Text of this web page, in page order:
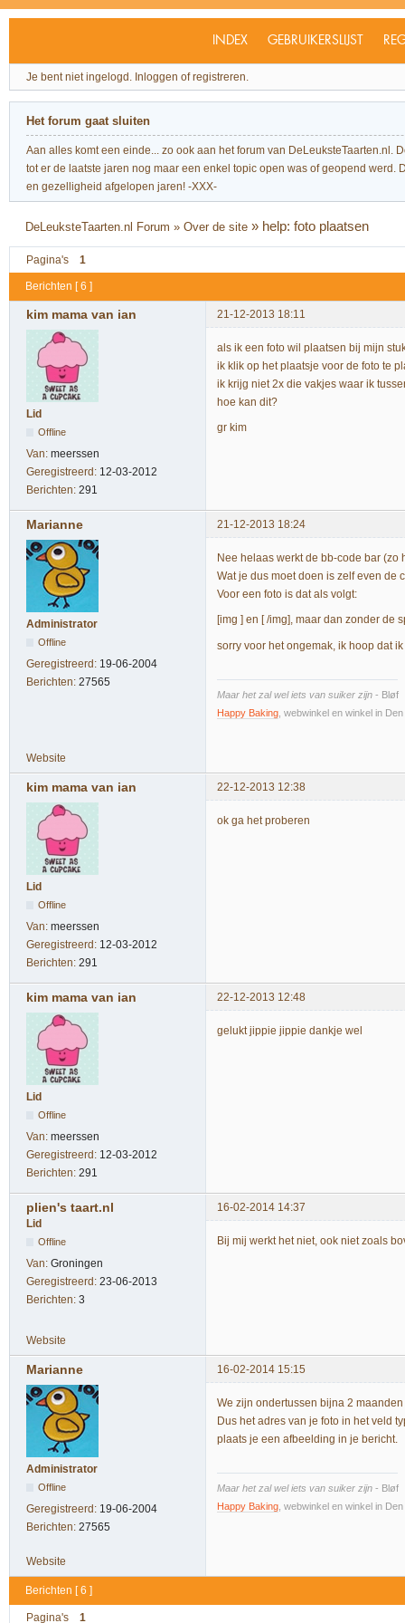
INDEX GEBRUIKERSLIJST
Je bent niet ingelogd. Inloggen of registreren.
Het forum gaat sluiten
Aan alles komt een einde... zo ook aan het forum van
tot er de laatste jaren nog maar een enkel topic open was of geopend
en gezelligheid afgelopen jaren! -XXX-
DeLeuksteTaarten.nl Forum »Over de site » help: foto plaatsen
Pagina's 1
Berichten [ 6 ]
kim mama van ian 21-12-2013 18:11
Lid
Offline
Van: meerssen
Geregistreerd: 12-03-2012
Berichten: 291
als ik een foto wil plaatsen bij mijn
ik klik op het plaatsje voor de foto te
ik krijg niet 2x die vakjes waar ik
hoe kan dit?
gr kim
Marianne 21-12-2013 18:24
Administrator
Offline
Geregistreerd: 19-06-2004
Berichten: 27565
Nee helaas werkt de bb-code bar
Wat je dus moet doen is zelf even de
Voor een foto is dat als volgt:
[img ] en [ /img], maar dan zonder de
sorry voor het ongemak, ik hoop dat
Maar het zal wel iets van suiker zijn - Bløf
Happy Baking , webwinkel en winkel in
Website
kim mama van ian 22-12-2013 12:38
Lid
Offline
Van: meerssen
Geregistreerd: 12-03-2012
Berichten: 291
ok ga het proberen
kim mama van ian 22-12-2013 12:48
Lid
Offline
Van: meerssen
Geregistreerd: 12-03-2012
Berichten: 291
gelukt jippie jippie dankje wel
plien's taart.nl
16-02-2014 14:37
Lid
Offline
Van: Groningen
Geregistreerd: 23-06-2013
Berichten: 3
Bij mij werkt het niet, ook niet zoals
Website
Marianne 16-02-2014 15:15
Administrator
Offline
Geregistreerd: 19-06-2004
Berichten: 27565
We zijn ondertussen bijna 2
Dus het adres van je foto in het veld
plaats je een afbeelding in je bericht.
Maar het zal wel iets van suiker zijn - Bløf
Happy Baking , webwinkel en winkel in
Website
Berichten [ 6 ]
Pagina's 1